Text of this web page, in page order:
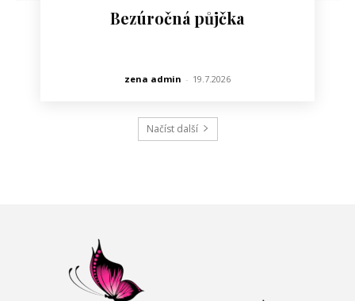
Bezúročná půjčka
zena admin - 19.7.2026
Načíst další